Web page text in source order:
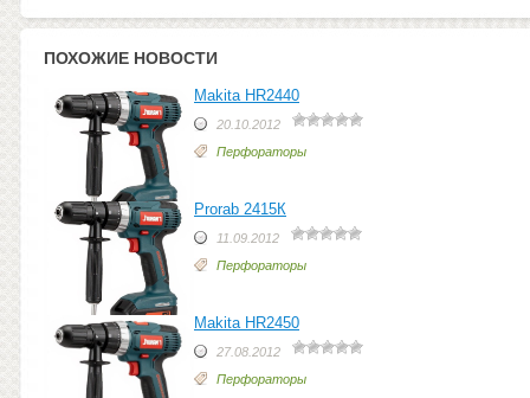
ПОХОЖИЕ НОВОСТИ
Makita HR2440
20.10.2012
Перфораторы
Prorab 2415К
11.09.2012
Перфораторы
Makita HR2450
27.08.2012
Перфораторы